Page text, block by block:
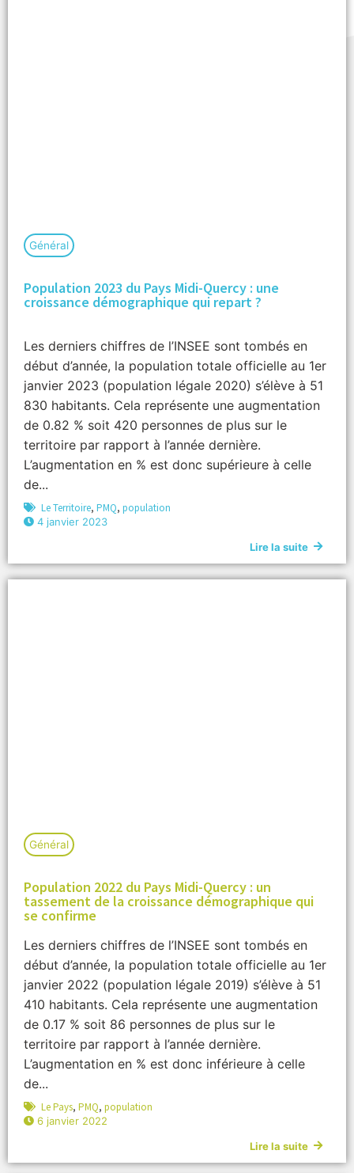
Général
Population 2023 du Pays Midi-Quercy : une
croissance démographique qui repart ?
Les derniers chiffres de l’INSEE sont tombés en
début d’année, la population totale officielle au 1er
janvier 2023 (population légale 2020) s’élève à 51
830 habitants. Cela représente une augmentation
de 0.82 % soit 420 personnes de plus sur le
territoire par rapport à l’année dernière.
L’augmentation en % est donc supérieure à celle
de...
Le Territoire, PMQ, population
4 janvier 2023
Lire la suite
Général
Population 2022 du Pays Midi-Quercy : un
tassement de la croissance démographique qui
se confirme
Les derniers chiffres de l’INSEE sont tombés en
début d’année, la population totale officielle au 1er
janvier 2022 (population légale 2019) s’élève à 51
410 habitants. Cela représente une augmentation
de 0.17 % soit 86 personnes de plus sur le
territoire par rapport à l’année dernière.
L’augmentation en % est donc inférieure à celle
de...
Le Pays, PMQ, population
6 janvier 2022
Lire la suite